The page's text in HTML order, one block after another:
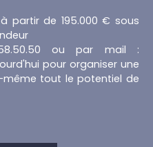
partir de 195.000 € sous
ou par mail :
pour organiser une
tout le potentiel de